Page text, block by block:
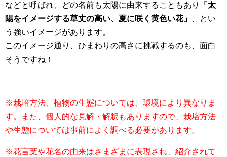
などと呼ばれ、どの名前も太陽に由来することもあり
「太
陽をイメージする草丈の高い、夏に咲く黄色い花」
、とい
う強いイメージがあります。
このイメージ通り、ひまわりの高さに挑戦するのも、面白
そうですね！
※栽培方法、植物の生態については、環境により異なりま
す。また、個人的な見解・解釈もありますので、栽培方法
や生態については事前によく調べる必要があります。
※花言葉や花名の由来はさまざまに表現され、紹介されて